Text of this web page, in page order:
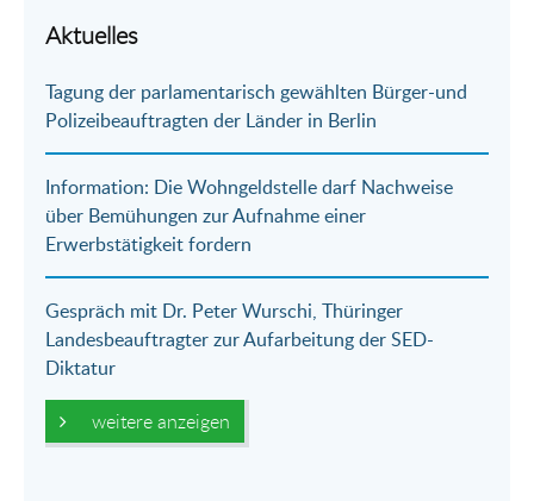
per
Mail
auf
Aktuelles
Tagung der parlamentarisch gewählten Bürger-und
Polizeibeauftragten der Länder in Berlin
Information: Die Wohngeldstelle darf Nachweise
über Bemühungen zur Aufnahme einer
Erwerbstätigkeit fordern
Gespräch mit Dr. Peter Wurschi, Thüringer
Landesbeauftragter zur Aufarbeitung der SED-
Diktatur
weitere anzeigen